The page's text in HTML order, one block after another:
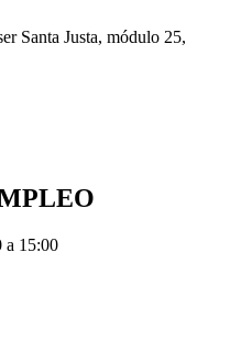
Santa Justa, módulo 25,
a 15:00